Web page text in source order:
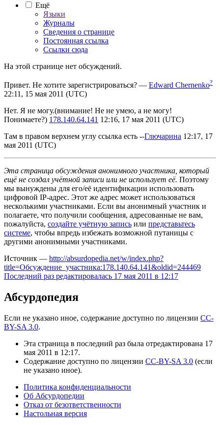
Ещё
Языки
Журналы
Сведения о странице
Постоянная ссылка
Ссылки сюда
На этой странице нет обсуждений.
Привет. Не хотите зарегистрироваться? — Edward Chernenko?
22:11, 15 мая 2011 (UTC)
Нет. Я не могу.(внимание! Не не умею, а не могу!
Понимаете?) 178.140.64.141 12:16, 17 мая 2011 (UTC)
Там в правом верхнем углу ссылка есть --Глючарина 12:17, 17
мая 2011 (UTC)
Эта страница обсуждения анонимного участника, который
ещё не создал учётной записи или не использует её. Поэтому
мы вынуждены для его/её идентификации использовать
цифровой IP-адрес. Этот же адрес может использоваться
несколькими участниками. Если вы анонимный участник и
полагаете, что получили сообщения, адресованные не вам,
пожалуйста, создайте учётную запись или представьтесь
системе, чтобы впредь избежать возможной путаницы с
другими анонимными участниками.
Источник — http://absurdopedia.net/w/index.php?
title=Обсуждение_участника:178.140.64.141&oldid=244469
Последний раз редактировалась 17 мая 2011 в 12:17
Абсурдопедия
Если не указано иное, содержание доступно по лицензии CC-
BY-SA 3.0.
Эта страница в последний раз была отредактирована 17
мая 2011 в 12:17.
Содержание доступно по лицензии CC-BY-SA 3.0 (если
не указано иное).
Политика конфиденциальности
Об Абсурдопедии
Отказ от безответственности
Настольная версия